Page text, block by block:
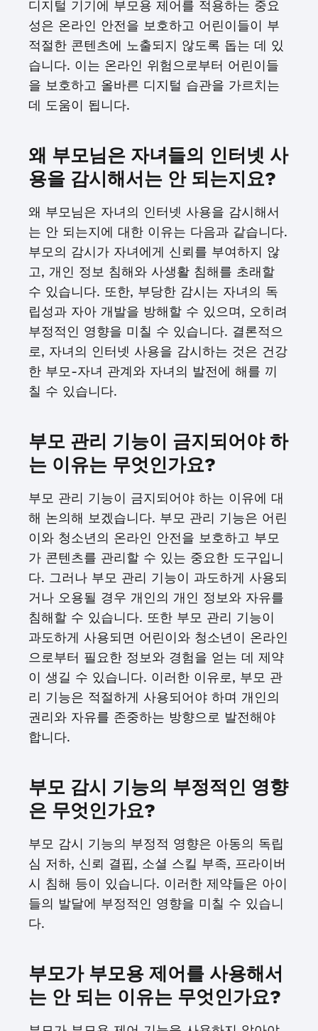
디지털 기기에 부모용 제어를 적용하는 중요
성은 온라인 안전을 보호하고 어린이들이 부
적절한 콘텐츠에 노출되지 않도록 돕는 데 있
습니다. 이는 온라인 위험으로부터 어린이들
을 보호하고 올바른 디지털 습관을 가르치는
데 도움이 됩니다.
왜 부모님은 자녀들의 인터넷 사
용을 감시해서는 안 되는지요?
왜 부모님은 자녀의 인터넷 사용을 감시해서
는 안 되는지에 대한 이유는 다음과 같습니다.
부모의 감시가 자녀에게 신뢰를 부여하지 않
고, 개인 정보 침해와 사생활 침해를 초래할
수 있습니다. 또한, 부당한 감시는 자녀의 독
립성과 자아 개발을 방해할 수 있으며, 오히려
부정적인 영향을 미칠 수 있습니다. 결론적으
로, 자녀의 인터넷 사용을 감시하는 것은 건강
한 부모-자녀 관계와 자녀의 발전에 해를 끼
칠 수 있습니다.
부모 관리 기능이 금지되어야 하
는 이유는 무엇인가요?
부모 관리 기능이 금지되어야 하는 이유에 대
해 논의해 보겠습니다. 부모 관리 기능은 어린
이와 청소년의 온라인 안전을 보호하고 부모
가 콘텐츠를 관리할 수 있는 중요한 도구입니
다. 그러나 부모 관리 기능이 과도하게 사용되
거나 오용될 경우 개인의 개인 정보와 자유를
침해할 수 있습니다. 또한 부모 관리 기능이
과도하게 사용되면 어린이와 청소년이 온라인
으로부터 필요한 정보와 경험을 얻는 데 제약
이 생길 수 있습니다. 이러한 이유로, 부모 관
리 기능은 적절하게 사용되어야 하며 개인의
권리와 자유를 존중하는 방향으로 발전해야
합니다.
부모 감시 기능의 부정적인 영향
은 무엇인가요?
부모 감시 기능의 부정적 영향은 아동의 독립
심 저하, 신뢰 결핍, 소셜 스킬 부족, 프라이버
시 침해 등이 있습니다. 이러한 제약들은 아이
들의 발달에 부정적인 영향을 미칠 수 있습니
다.
부모가 부모용 제어를 사용해서
는 안 되는 이유는 무엇인가요?